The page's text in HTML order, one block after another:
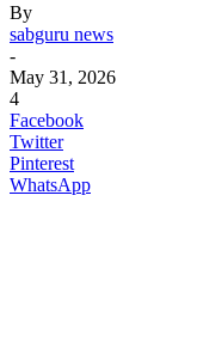
By
sabguru news
-
May 31, 2026
4
Facebook
Twitter
Pinterest
WhatsApp